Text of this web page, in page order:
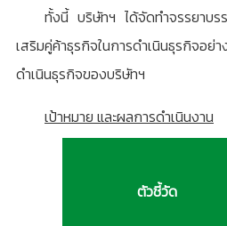
ทั้งนี้ บริษัทฯ ได้จัดทำจรรยาบ
เสริมคู่ค้าธุรกิจในการดำเนินธุรกิจอย่
ดำเนินธุรกิจของบริษัทฯ
เป้าหมาย และผลการดำเนินงาน
ตัวชี้วัด